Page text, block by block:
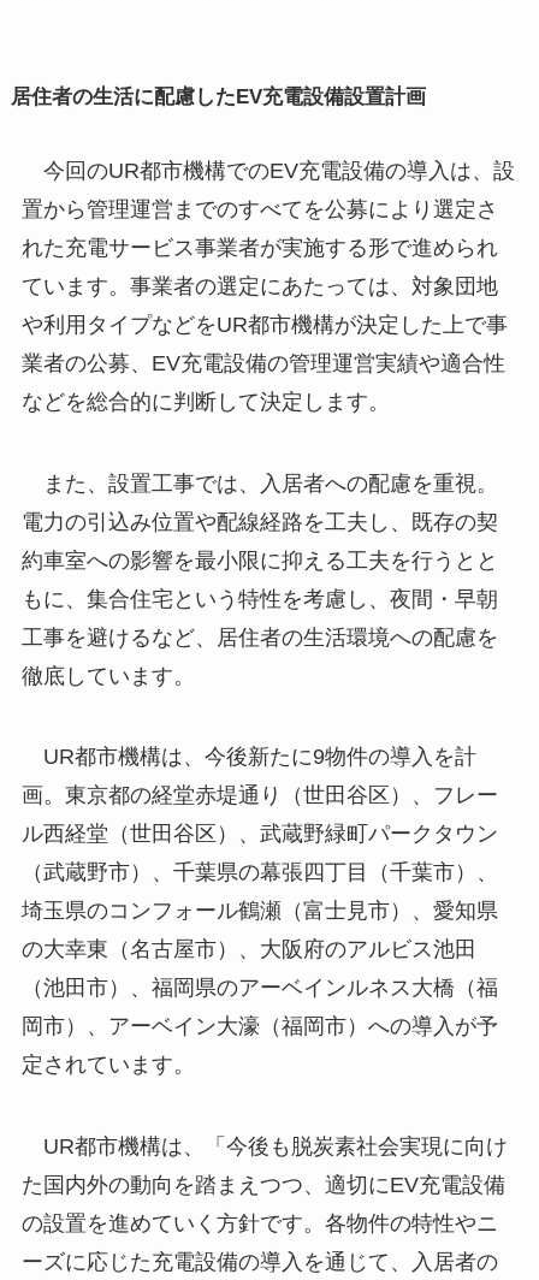
居住者の生活に配慮したEV充電設備設置計画
今回のUR都市機構でのEV充電設備の導入は、設
置から管理運営までのすべてを公募により選定さ
れた充電サービス事業者が実施する形で進められ
ています。事業者の選定にあたっては、対象団地
や利用タイプなどをUR都市機構が決定した上で事
業者の公募、EV充電設備の管理運営実績や適合性
などを総合的に判断して決定します。
また、設置工事では、入居者への配慮を重視。
電力の引込み位置や配線経路を工夫し、既存の契
約車室への影響を最小限に抑える工夫を行うとと
もに、集合住宅という特性を考慮し、夜間・早朝
工事を避けるなど、居住者の生活環境への配慮を
徹底しています。
UR都市機構は、今後新たに9物件の導入を計
画。東京都の経堂赤堤通り（世田谷区）、フレー
ル西経堂（世田谷区）、武蔵野緑町パークタウン
（武蔵野市）、千葉県の幕張四丁目（千葉市）、
埼玉県のコンフォール鶴瀬（富士見市）、愛知県
の大幸東（名古屋市）、大阪府のアルビス池田
（池田市）、福岡県のアーベインルネス大橋（福
岡市）、アーベイン大濠（福岡市）への導入が予
定されています。
UR都市機構は、「今後も脱炭素社会実現に向け
た国内外の動向を踏まえつつ、適切にEV充電設備
の設置を進めていく方針です。各物件の特性やニ
ーズに応じた充電設備の導入を通じて、入居者の